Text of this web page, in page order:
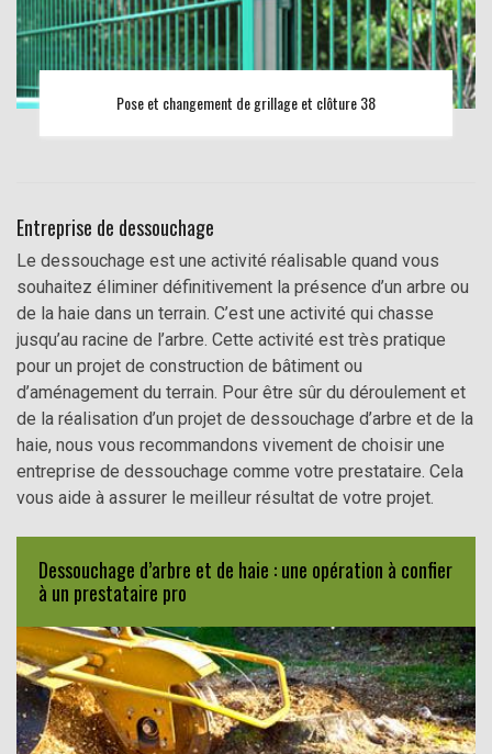
Pose et changement de grillage et clôture 38
Entreprise de dessouchage
Le dessouchage est une activité réalisable quand vous
souhaitez éliminer définitivement la présence d’un arbre ou
de la haie dans un terrain. C’est une activité qui chasse
jusqu’au racine de l’arbre. Cette activité est très pratique
pour un projet de construction de bâtiment ou
d’aménagement du terrain. Pour être sûr du déroulement et
de la réalisation d’un projet de dessouchage d’arbre et de la
haie, nous vous recommandons vivement de choisir une
entreprise de dessouchage comme votre prestataire. Cela
vous aide à assurer le meilleur résultat de votre projet.
Dessouchage d’arbre et de haie : une opération à confier
à un prestataire pro